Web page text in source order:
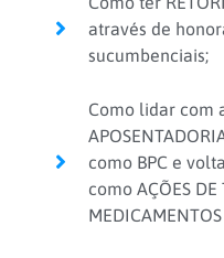
através de
sucumbenciais;
Como lidar com
como BPC e
como AÇÕES DE
MEDICAMENTOS